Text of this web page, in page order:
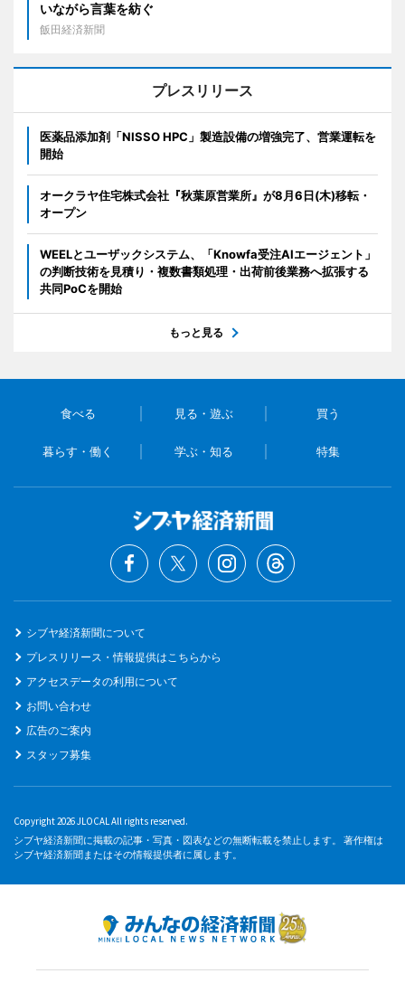
いながら言葉を紡ぐ
飯田経済新聞
プレスリリース
医薬品添加剤「NISSO HPC」製造設備の増強完了、営業運転を
開始
オークラヤ住宅株式会社『秋葉原営業所』が8月6日(木)移転・
オープン
WEELとユーザックシステム、「Knowfa受注AIエージェント」
の判断技術を見積り・複数書類処理・出荷前後業務へ拡張する
共同PoCを開始
もっと見る
食べる 見る・遊ぶ 買う
暮らす・働く 学ぶ・知る 特集
シブヤ経済新聞について
プレスリリース・情報提供はこちらから
アクセスデータの利用について
お問い合わせ
広告のご案内
スタッフ募集
Copyright 2026 JLOCAL All rights reserved.
シブヤ経済新聞に掲載の記事・写真・図表などの無断転載を禁止します。 著作権は
シブヤ経済新聞またはその情報提供者に属します。